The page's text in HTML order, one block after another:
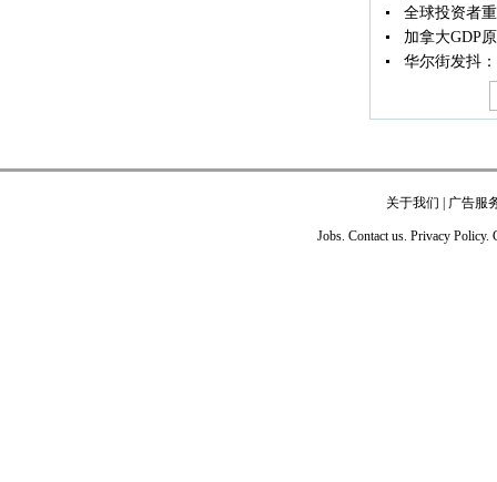
全球投资者
加拿大GDP
华尔街发抖
关于我们 广告服
Jobs. Contact us. Privacy